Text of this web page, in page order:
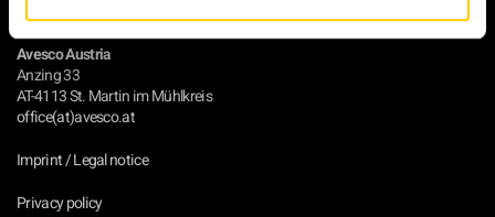
Avesco Austria
Anzing 33
AT-4113 St. Martin im Mühlkreis
office(at)avesco.at
Imprint / Legal notice
Privacy policy